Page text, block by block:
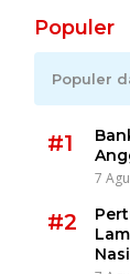
Populer
Populer
#1
7
#2